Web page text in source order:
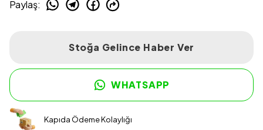
Paylaş:
Stoğa Gelince Haber Ver
WHATSAPP
Kapıda Ödeme Kolaylığı